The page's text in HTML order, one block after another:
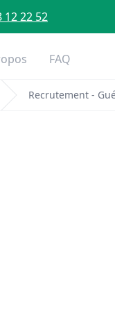
22 52
FAQ
Recrutement -